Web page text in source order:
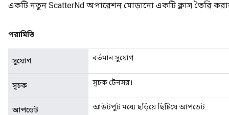
একটি নতুন ScatterNd অপারেশন মোড়ানো একটি ক্লাস তৈরি
পরামিতি
সুযোগ বর্তমান সুযোগ
সূচক সূচক টেনসর।
আপডেট আউটপুট মধ্যে ছড়িয়ে ছিটিয়ে আপডেট.